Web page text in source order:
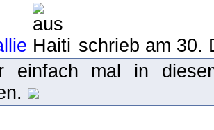
schrieb am 30.
einfach mal in